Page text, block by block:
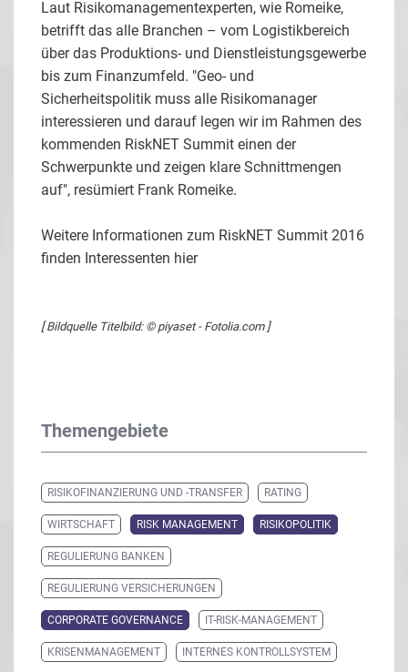
Laut Risikomanagementexperten, wie Romeike,
betrifft das alle Branchen – vom Logistikbereich
über das Produktions- und Dienstleistungsgewerbe
bis zum Finanzumfeld. "Geo- und
Sicherheitspolitik muss alle Risikomanager
interessieren und darauf legen wir im Rahmen des
kommenden RiskNET Summit einen der
Schwerpunkte und zeigen klare Schnittmengen
auf", resümiert Frank Romeike.
Weitere Informationen zum RiskNET Summit 2016
finden Interessenten hier
[ Bildquelle Titelbild: © piyaset - Fotolia.com ]
Themengebiete
RISIKOFINANZIERUNG UND -TRANSFER RATING
WIRTSCHAFT RISK MANAGEMENT RISIKOPOLITIK
REGULIERUNG BANKEN
REGULIERUNG VERSICHERUNGEN
CORPORATE GOVERNANCE IT-RISK-MANAGEMENT
KRISENMANAGEMENT INTERNES KONTROLLSYSTEM